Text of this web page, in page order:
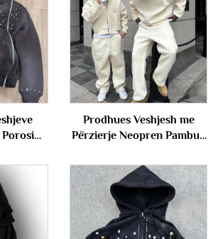
me
të
me
Ftyrë
Prodhues Veshjesh me
Përzierje Neopren Pambuk
me Kapuç të Zbrazët dhe
Pantallona Sportive Veshje
Sportive për Burra